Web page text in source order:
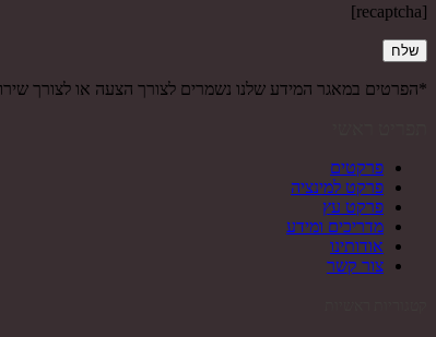
[recaptcha]
*הפרטים במאגר המידע שלנו נשמרים לצורך הצעה או לצורך
פרקטים
פרקט למינציה
פרקט עץ
מדריכים ומידע
אודותינו
צור קשר